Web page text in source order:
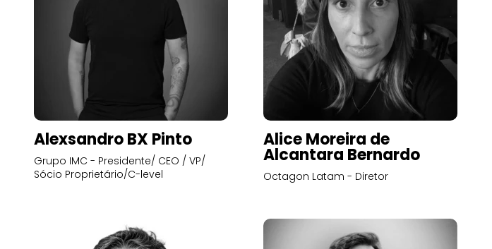
Alexsandro BX Pinto
Grupo IMC - Presidente/ CEO / VP/
Sócio Proprietário/C-level
Alice Moreira de
Alcantara Bernardo
Octagon Latam - Diretor